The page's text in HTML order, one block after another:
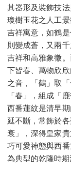
其器形及裝飾技
瓊樹玉花之人工
吉祥寓意，如鶴
則變成蒼，又兩
吉祥和高雅象徵
下皆春、萬物欣
之音，「鶴」取
「春」，組成「
西番蓮紋是清早
延不斷，常飾於
衰」，深得皇家
巧可愛神態與西
為典型的乾隆時期